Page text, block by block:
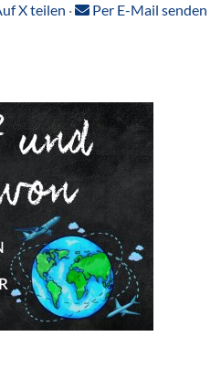
X teilen · Per E-Mail senden